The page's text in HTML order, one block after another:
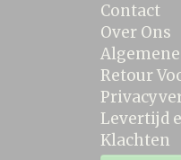
Contact
Over Ons
Retour
Levertijd
Klachten